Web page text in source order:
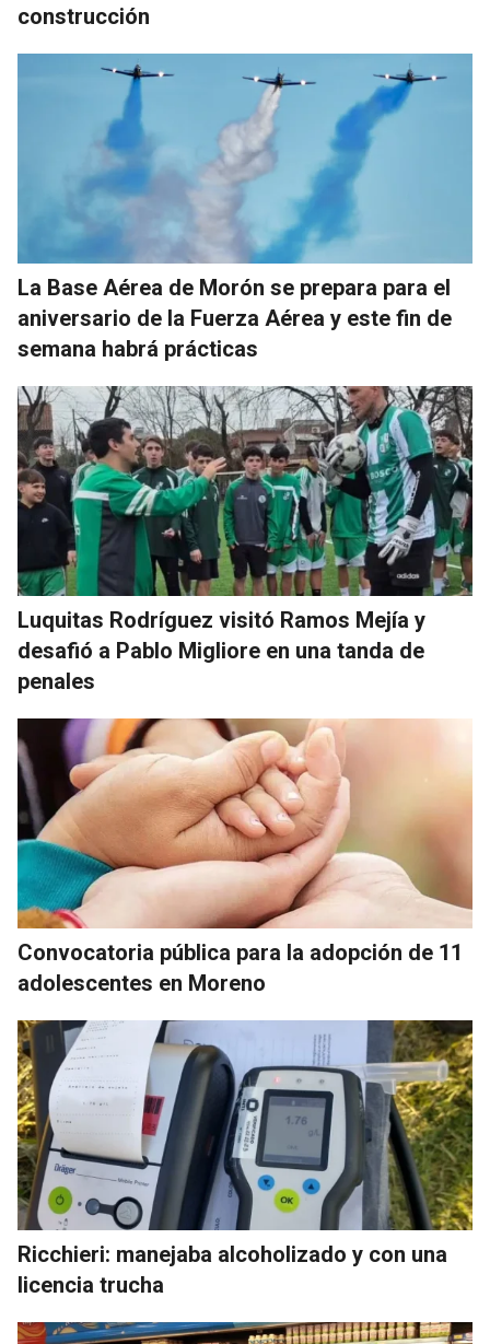
construcción
La Base Aérea de Morón se prepara para el
aniversario de la Fuerza Aérea y este fin de
semana habrá prácticas
Luquitas Rodríguez visitó Ramos Mejía y
desafió a Pablo Migliore en una tanda de
penales
Convocatoria pública para la adopción de 11
adolescentes en Moreno
Ricchieri: manejaba alcoholizado y con una
licencia trucha